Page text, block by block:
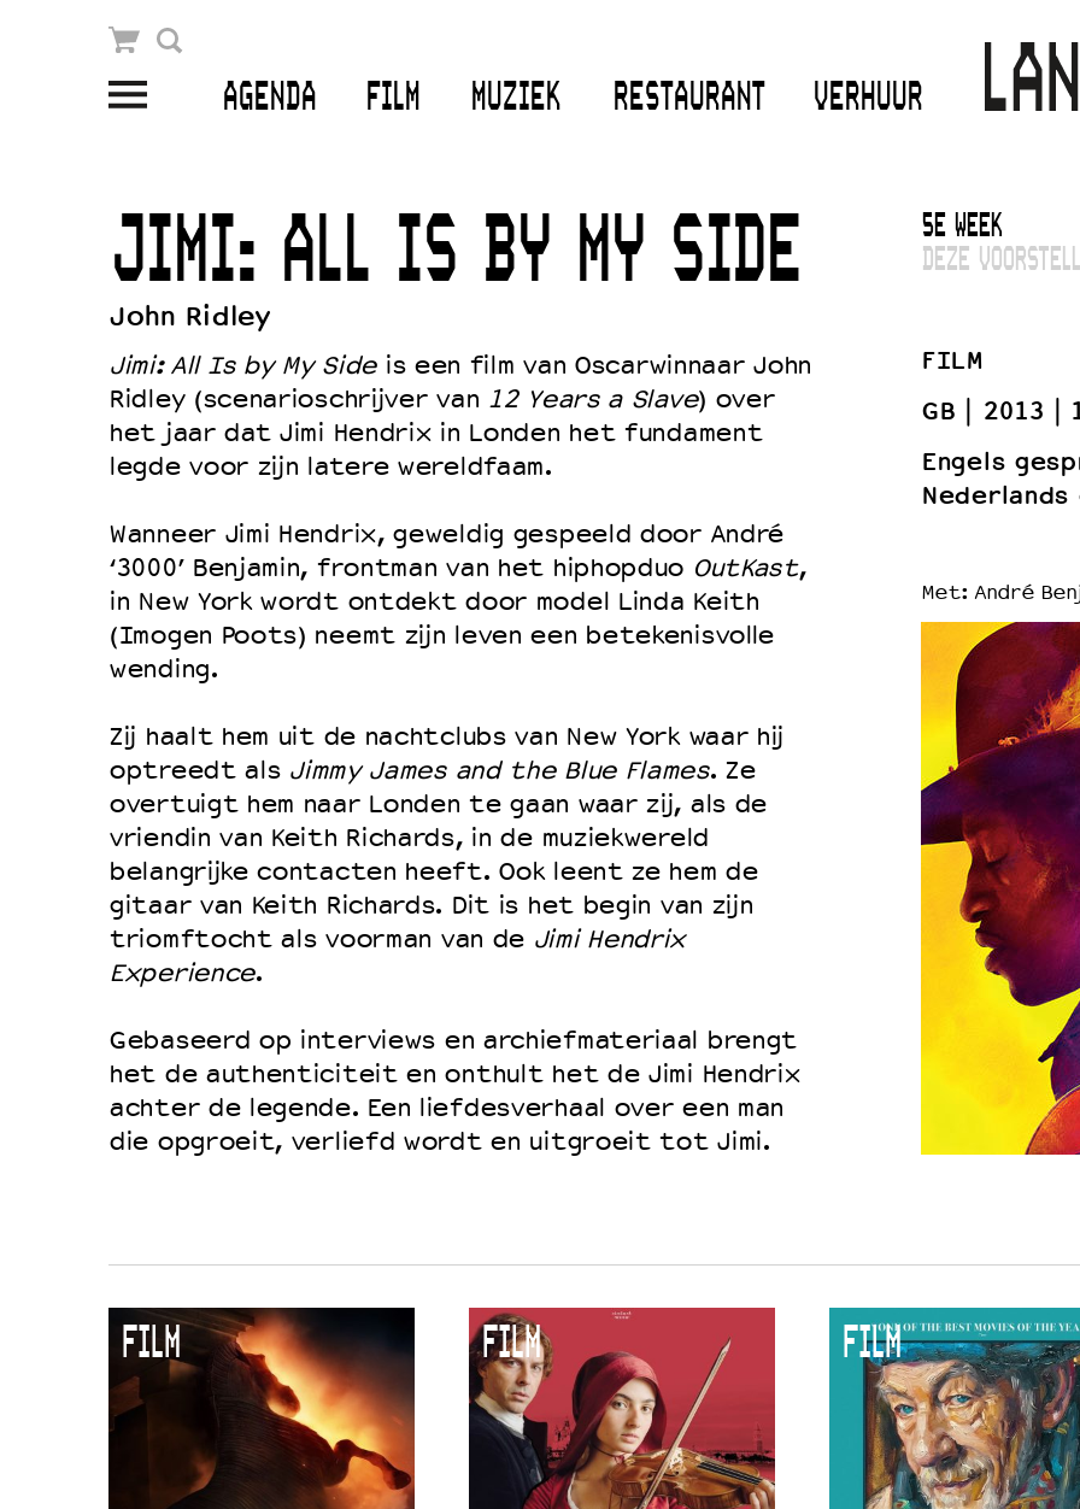
AGENDA FILM MUZIEK RESTAURANT VERHUUR
Winkelmandje
Openingstijden & contact
Bereikbaarheid
Kaartverkoop
EDUCATIE
Schoolvoorstellingen
Filmprogramma’s VO/MBO
Speciale educatieprogramma’s
OVER LANTARENVENSTER
Wat we doen
Werken bij
Wie is wie
Word vriend
Historie
Partners
Huisregels
Privacyverklaring
Integriteits- en gedragscode
Duurzaamheid
Culturele boycot Israël
JIMI: ALL IS BY MY SIDE
John Ridley
Jimi: All Is by My Sideis een film van Oscarwinnaar John
Ridley (scenarioschrijver van 12 Years a Slave) over
het jaar dat Jimi Hendrix in Londen het fundament
legde voor zijn latere wereldfaam.
Wanneer Jimi Hendrix, geweldig gespeeld door André
‘3000’ Benjamin, frontman van het hiphopduo OutKast,
in New York wordt ontdekt door model Linda Keith
(Imogen Poots) neemt zijn leven een betekenisvolle
wending.
Zij haalt hem uit de nachtclubs van New York waar hij
optreedt als Jimmy James and the Blue Flames. Ze
overtuigt hem naar Londen te gaan waar zij, als de
vriendin van Keith Richards, in de muziekwereld
belangrijke contacten heeft. Ook leent ze hem de
gitaar van Keith Richards. Dit is het begin van zijn
triomftocht als voorman van de Jimi Hendrix
Experience.
Gebaseerd op interviews en archiefmateriaal brengt
het de authenticiteit en onthult het de Jimi Hendrix
achter de legende. Een liefdesverhaal over een man
die opgroeit, verliefd wordt en uitgroeit tot Jimi.
5E WEEK
DEZE
FILM
GB
2013
Engels
Met: André
FILM FILM FILM